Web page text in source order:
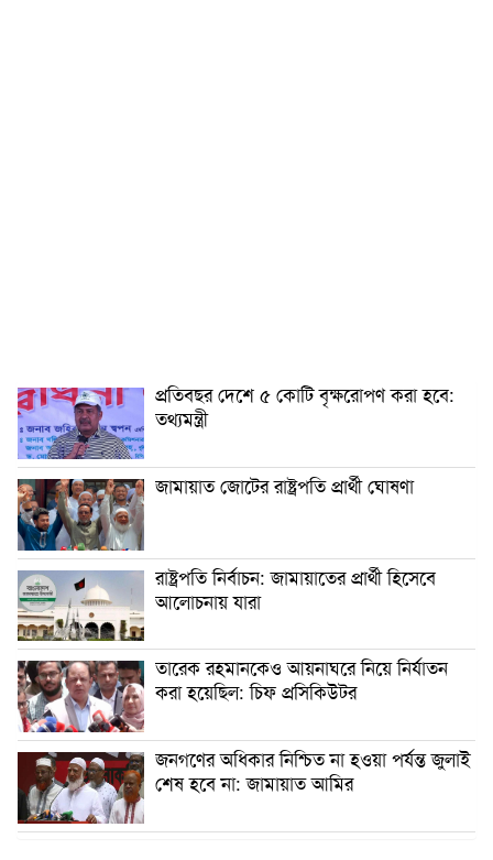
প্রতিবছর দেশে ৫ কোটি বৃক্ষরোপণ করা হবে:
তথ্যমন্ত্রী
জামায়াত জোটের রাষ্ট্রপতি প্রার্থী ঘোষণা
রাষ্ট্রপতি নির্বাচন: জামায়াতের প্রার্থী হিসেবে
আলোচনায় যারা
তারেক রহমানকেও আয়নাঘরে নিয়ে নির্যাতন
করা হয়েছিল: চিফ প্রসিকিউটর
জনগণের অধিকার নিশ্চিত না হওয়া পর্যন্ত জুলাই
শেষ হবে না: জামায়াত আমির